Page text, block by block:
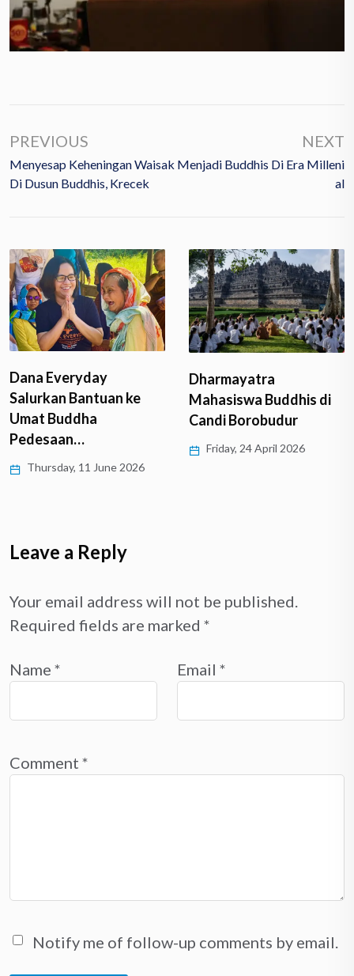
PREVIOUS
Menyesap Keheningan Waisak
Di Dusun Buddhis, Krecek
NEXT
Menjadi Buddhis Di Era Milleni
Al
Dana Everyday
Salurkan Bantuan ke
Umat Buddha
Pedesaan…
Thursday, 11 June 2026
Dharmayatra
Mahasiswa Buddhis di
Candi Borobudur
Friday, 24 April 2026
Leave a Reply
Your email address will not be published.
Required fields are marked *
Name * Email *
Comment *
Notify me of follow-up comments by email.